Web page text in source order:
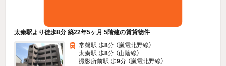
太秦駅より徒歩8分 築22年5ヶ月 5階建の賃貸物件
常盤駅 歩8分 （嵐電北野線）
太秦駅 歩8分 （山陰線）
撮影所前駅 歩9分 （嵐電北野線）